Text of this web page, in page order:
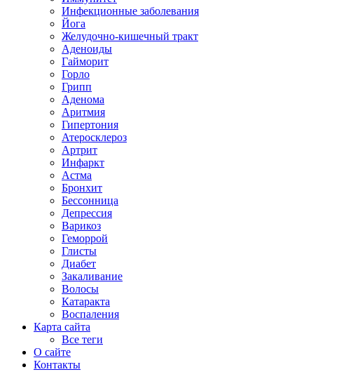
Инфекционные заболевания
Йога
Желудочно-кишечный тракт
Аденоиды
Гайморит
Горло
Грипп
Аденома
Аритмия
Гипертония
Атеросклероз
Артрит
Инфаркт
Астма
Бронхит
Бессонница
Депрессия
Варикоз
Геморрой
Глисты
Диабет
Закаливание
Волосы
Катаракта
Воспаления
Карта сайта
Все теги
О сайте
Контакты